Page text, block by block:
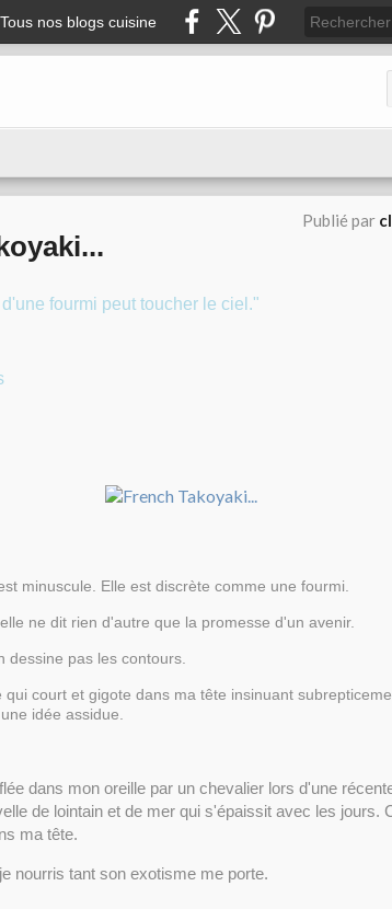
Tous nos blogs cuisine
Publié par
fourmi peut toucher le ciel."
minuscule. Elle est discrète comme une fourmi.
ne dit rien d'autre que la promesse d'un avenir.
dessine pas les contours.
qui court et gigote dans ma tête insinuant
idée assidue.
dans mon oreille par un chevalier lors d'une
de lointain et de mer qui s'épaissit avec les jours.
ma tête.
nourris tant son exotisme me porte.